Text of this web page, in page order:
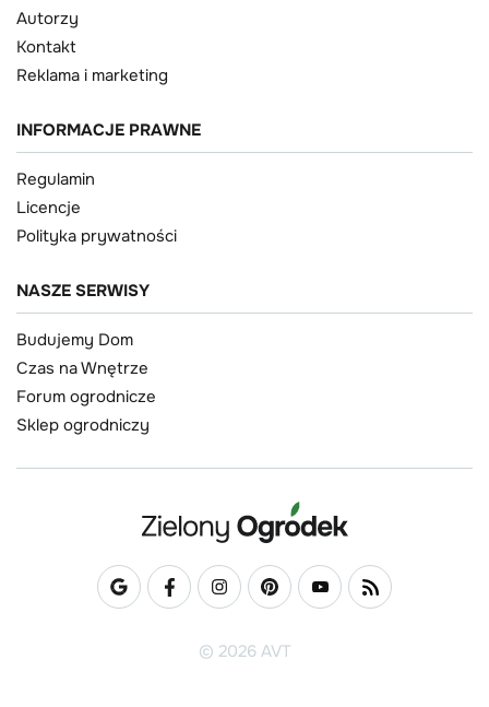
Autorzy
Kontakt
Reklama i marketing
INFORMACJE PRAWNE
Regulamin
Licencje
Polityka prywatności
NASZE SERWISY
Budujemy Dom
Czas na Wnętrze
Forum ogrodnicze
Sklep ogrodniczy
© 2026 AVT